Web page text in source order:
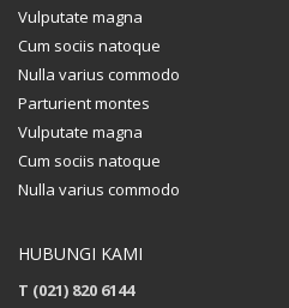
Vulputate magna
Cum sociis natoque
Nulla varius commodo
Parturient montes
Vulputate magna
Cum sociis natoque
Nulla varius commodo
HUBUNGI KAMI
T (021) 820 6144